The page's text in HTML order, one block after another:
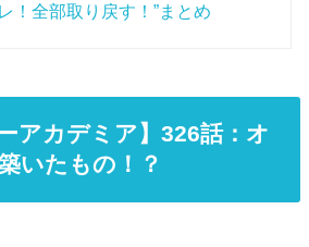
！全部取り戻す！”まとめ
アカデミア】326話：オ
いたもの！？